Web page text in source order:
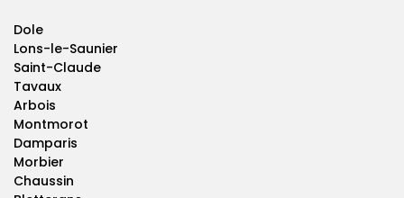
Dole
Lons-le-Saunier
Saint-Claude
Tavaux
Arbois
Montmorot
Damparis
Morbier
Chaussin